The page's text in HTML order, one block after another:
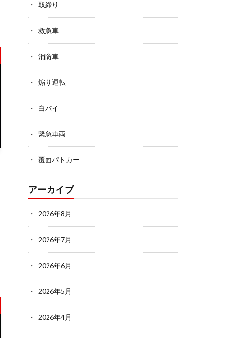
取締り
救急車
消防車
煽り運転
白バイ
緊急車両
覆面パトカー
アーカイブ
2026年8月
2026年7月
2026年6月
2026年5月
2026年4月